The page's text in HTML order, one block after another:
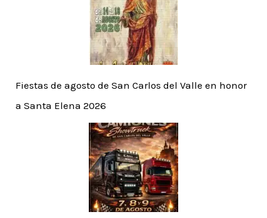
Fiestas de agosto de San Carlos del Valle en honor
a Santa Elena 2026